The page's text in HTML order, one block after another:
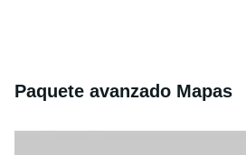
Paquete avanzado Mapas